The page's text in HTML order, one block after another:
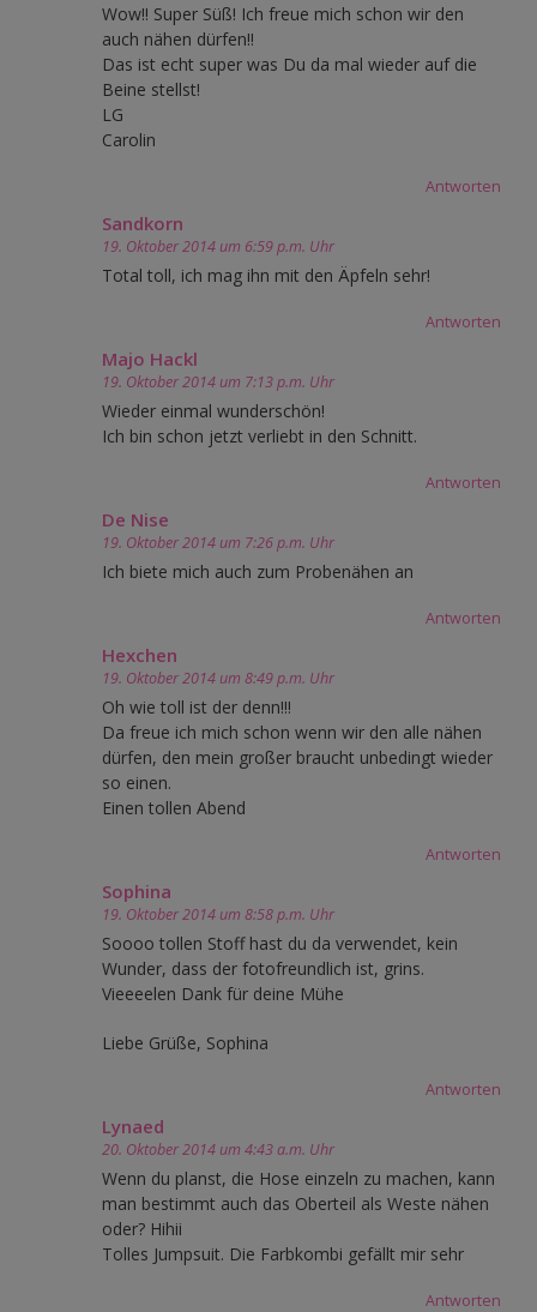
Wow!! Super Süß! Ich freue mich schon wir den
auch nähen dürfen!!
Das ist echt super was Du da mal wieder auf die
Beine stellst!
LG
Carolin
Antworten
Sandkorn
19. Oktober 2014 um 6:59 p.m. Uhr
Total toll, ich mag ihn mit den Äpfeln sehr!
Antworten
Majo Hackl
19. Oktober 2014 um 7:13 p.m. Uhr
Wieder einmal wunderschön!
Ich bin schon jetzt verliebt in den Schnitt.
Antworten
De Nise
19. Oktober 2014 um 7:26 p.m. Uhr
Ich biete mich auch zum Probenähen an
Antworten
Hexchen
19. Oktober 2014 um 8:49 p.m. Uhr
Oh wie toll ist der denn!!!
Da freue ich mich schon wenn wir den alle nähen
dürfen, den mein großer braucht unbedingt wieder
so einen.
Einen tollen Abend
Antworten
Sophina
19. Oktober 2014 um 8:58 p.m. Uhr
Soooo tollen Stoff hast du da verwendet, kein
Wunder, dass der fotofreundlich ist, grins.
Vieeeelen Dank für deine Mühe
Liebe Grüße, Sophina
Antworten
Lynaed
20. Oktober 2014 um 4:43 a.m. Uhr
Wenn du planst, die Hose einzeln zu machen, kann
man bestimmt auch das Oberteil als Weste nähen
oder? Hihii
Tolles Jumpsuit. Die Farbkombi gefällt mir sehr
Antworten